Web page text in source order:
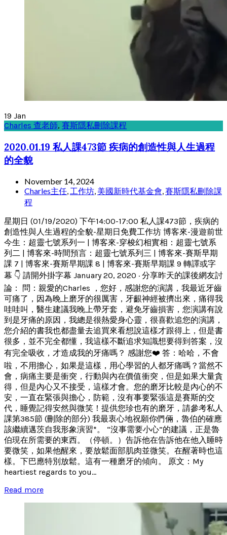
19 Jan
Charles 查老師, 賽斯隱私刪除課程
2020.01.19 私人課473節 疾病的創造性與人生過程
的全貌
November 14, 2024
Charles主任, 工作坊, 美國新時代基金會,賽斯隱私刪除課
程
星期日 (01/19/2020) 下午14:00-17:00 私人課473節，疾病的
創造性與人生過程的全貌-星期日免費工作坊 博客來-漫遊前世
今生：超靈七號系列一 | 博客來-穿梭幻相實相：超靈七號系
列二 | 博客來-時間預言：超靈七號系列三 | 博客來-賽斯早期
課 7 | 博客來-賽斯早期課 8 | 博客來-賽斯早期課 9 轉譯或字
幕 👇 請開外掛字幕 January 20, 2020 · 分享昨天的課後網友討
論： 問：親愛的Charles ，您好，感謝您的演講，我最近牙齒
可痛了，因為晚上磨牙的很厲害，牙齦神經被擠出來，痛得我
哇哇叫，醫生建議我晚上帶牙套，避免牙齒損害，您演講有說
到是牙痛的原因，我總是很熱愛身心靈，很喜歡追您的演講，
您介紹的書我也都盡量去追買來看想說這樣才跟得上，但是書
很多，並不完全都懂，我這樣不斷追求知識想要得到答案，沒
有完全吸收，才造成我的牙痛嗎？ 感謝您❤️ 答：哈哈，不會
啦，不用擔心，如果是這樣，用心學習的人都牙痛嗎？當然不
會，病痛主要是衝突，行動與內在價值衝突，但是如果大量貪
得，但是內心又不接受，這樣才會。您的磨牙比較是內心的不
安，一直在緊張與擔心，防範，沒有事要緊張這是賽斯的交
代，睡覺記得安然與微笑！提供您珍也有的磨牙，請參考私人
課第385節 (刪除的部分) 我最衷心地祝願你們倆，魯伯的確應
該繼續邁茨自我形象演習*。 “沒事需要小心”的建議，正是魯
伯現在所需要的東西。（停頓。）告訴他在告訴他在他入睡時
要微笑，如果他醒來，要放鬆面部肌肉並微笑。在醒著時也這
樣。下巴應特別放鬆。這有一種磨牙的傾向。 原文：My
heartiest regards to you...
Read more